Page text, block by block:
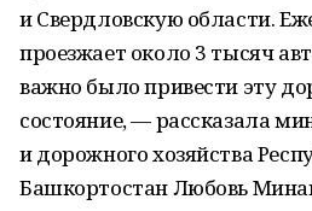
и Свердловскую области.
проезжает около 3 тысяч
важно было привести эту
состояние, — рассказала
и дорожного хозяйства
Башкортостан Любовь